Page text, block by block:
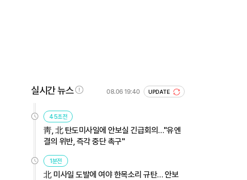
실시간 뉴스 08.06 19:40 UPDATE
45초전
靑, 北 탄도미사일에 안보실 긴급회의…"유엔
결의 위반, 즉각 중단 촉구"
1분전
北 미사일 도발에 여야 한목소리 규탄… 안보